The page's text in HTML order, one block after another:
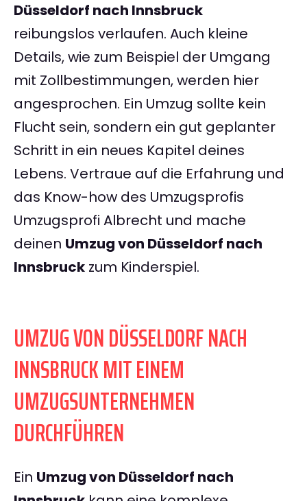
Düsseldorf nach Innsbruck
reibungslos verlaufen. Auch kleine
Details, wie zum Beispiel der Umgang
mit Zollbestimmungen, werden hier
angesprochen. Ein Umzug sollte kein
Flucht sein, sondern ein gut geplanter
Schritt in ein neues Kapitel deines
Lebens. Vertraue auf die Erfahrung und
das Know-how des Umzugsprofis
Umzugsprofi Albrecht und mache
deinen Umzug von Düsseldorf nach
Innsbruck zum Kinderspiel.
UMZUG VON DÜSSELDORF NACH
INNSBRUCK MIT EINEM
UMZUGSUNTERNEHMEN
DURCHFÜHREN
Ein Umzug von Düsseldorf nach